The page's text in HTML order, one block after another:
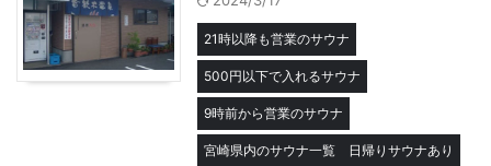
21時以降も営業のサウナ
500円以下で入れるサウナ
9時前から営業のサウナ
宮崎県内のサウナ一覧 日帰りサウナあり